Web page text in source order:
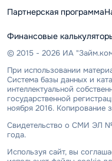
Партнерская программа
Финансовые
© 2015 - 2026 ИА
При использовании
Система базы данных и
интеллектуальной
государственной
ноября 2016. Копирование
Свидетельство о СМИ ЭЛ
года.
Используя сайт, вы